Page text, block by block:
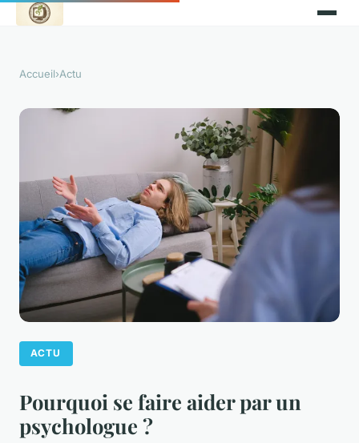
Accueil›Actu
ACTU
Pourquoi se faire aider par un
psychologue ?